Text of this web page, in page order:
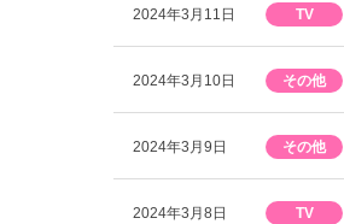
2024年3月11日 TV
2024年3月10日 その他
2024年3月9日 その他
2024年3月8日 TV